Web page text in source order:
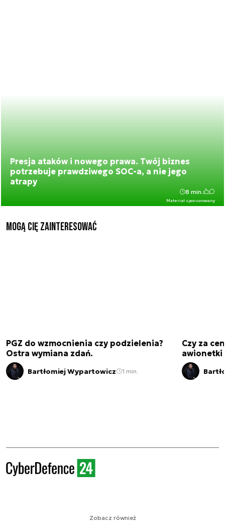
Presja ataków i nowego prawa. Twój biznes
potrzebuje prawdziwego SOC-a, a nie jego
atrapy
Materiał sponsorowany
8 min.
Mogą Cię zainteresować
PGZ do wzmocnienia czy podzielenia?
Ostra wymiana zdań.
Bartłomiej Wypartowicz 1 min.
Czy za
awionetki
Zobacz również